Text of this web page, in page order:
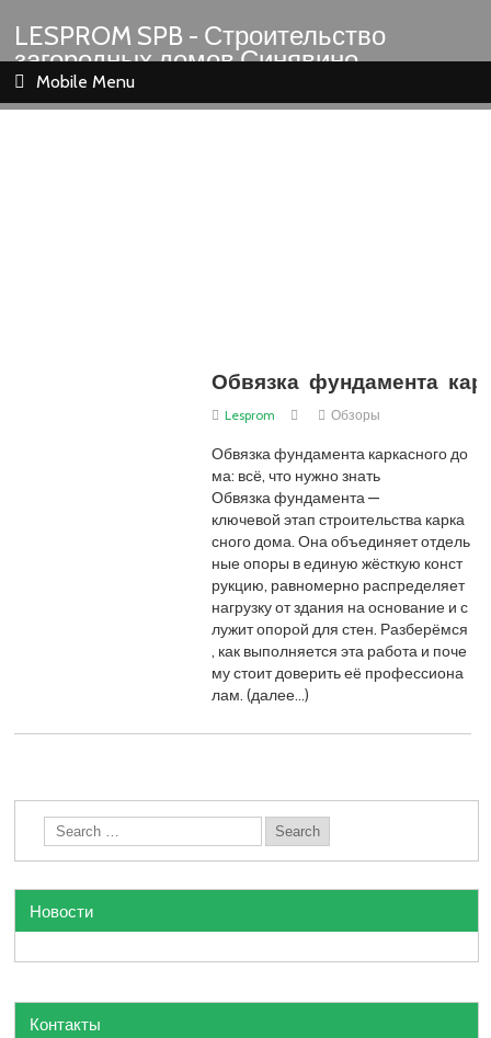
LESPROM SPB - Строительство
загородных домов Синявино
Шлиссельбург Кировск Назия
Mobile Menu
Обвязка фундамента
Lesprom Обзоры
Обвязка фундамента каркасного до
ма: всё, что нужно знать
Обвязка фундамента —
ключевой этап строительства карка
сного дома. Она объединяет отдель
ные опоры в единую жёсткую конст
рукцию, равномерно распределяет
нагрузку от здания на основание и с
лужит опорой для стен. Разберёмся
, как выполняется эта работа и поче
му стоит доверить её профессиона
лам. (далее…)
Новости
Контакты